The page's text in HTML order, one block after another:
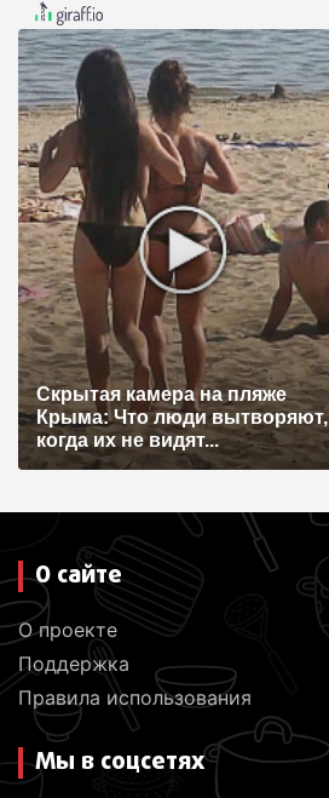
а
ц
и
я
п
о
з
а
п
и
с
я
Скрытая камера на пляже
Крыма: Что люди вытворяют,
когда их не видят...
О сайте
О проекте
Поддержка
Правила использования
Мы в соцсетях